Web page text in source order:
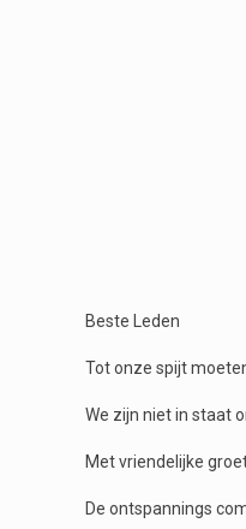
Beste Leden
Tot onze spijt
We zijn niet in staat
Met vriendelijke
De ontspannings